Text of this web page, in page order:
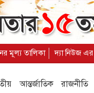
মূল্য তালিকা দ্যা নিউজ এর
আন্তর্জাতিক রাজনীতি